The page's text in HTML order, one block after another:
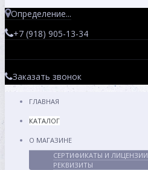
Определение...
+7 (918) 905-13-34
Заказать звонок
ГЛАВНАЯ
КАТАЛОГ
О МАГАЗИНЕ
СЕРТИФИКАТЫ И ЛИЦЕНЗИИ
РЕКВИЗИТЫ